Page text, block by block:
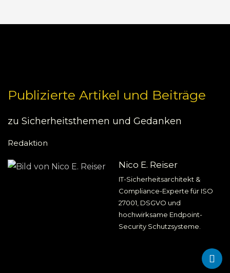
Publizierte Artikel und Beiträge
zu Sicherheitsthemen und Gedanken
Redaktion
Nico E. Reiser
IT-Sicherheitsarchitekt &
Compliance-Experte für ISO
27001, DSGVO und
hochwirksame Endpoint-
Security Schutzsysteme.